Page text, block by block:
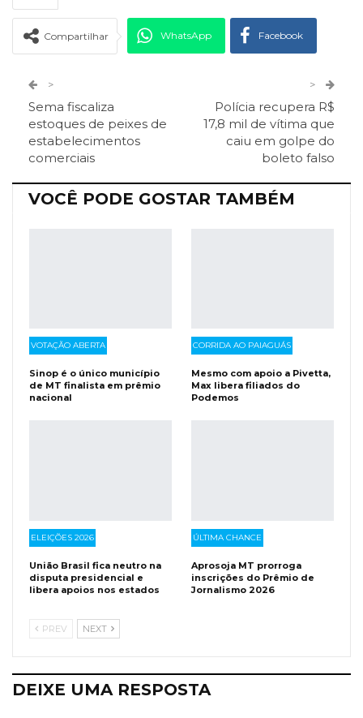
Compartilhar WhatsApp Facebook
Pinterest Telegram
Facebook Messenger O email
>
Sema fiscaliza
estoques de peixes de
estabelecimentos
comerciais
>
Polícia recupera R$
17,8 mil de vítima que
caiu em golpe do
boleto falso
VOCÊ PODE GOSTAR TAMBÉM
VOTAÇÃO ABERTA
Sinop é o único município
de MT finalista em prêmio
nacional
CORRIDA AO PAIAGUÁS
Mesmo com apoio a Pivetta,
Max libera filiados do
Podemos
ELEIÇÕES 2026
União Brasil fica neutro na
disputa presidencial e
libera apoios nos estados
ÚLTIMA CHANCE
Aprosoja MT prorroga
inscrições do Prêmio de
Jornalismo 2026
PREV NEXT
DEIXE UMA RESPOSTA